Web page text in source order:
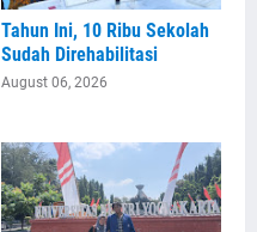
Tahun Ini, 10 Ribu Sekolah
Sudah Direhabilitasi
August 06, 2026